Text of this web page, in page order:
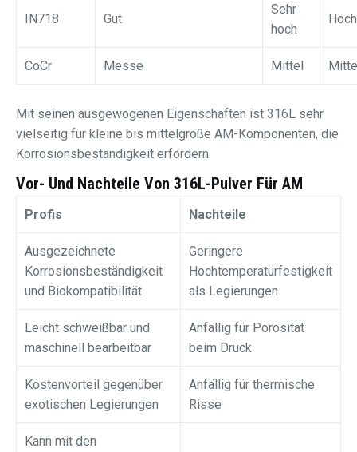
IN718 Gut
Sehr
hoch
Hoch
CoCr Messe Mittel
Mit seinen ausgewogenen Eigenschaften ist 316L sehr
vielseitig für kleine bis mittelgroße AM-Komponenten, die
Korrosionsbeständigkeit erfordern.
Vor- Und Nachteile Von 316L-Pulver Für AM
Profis Nachteile
Ausgezeichnete
Korrosionsbeständigkeit
und Biokompatibilität
Geringere
Hochtemperaturfestigkeit
als Legierungen
Leicht schweißbar und
maschinell bearbeitbar
Anfällig für Porosität
beim Druck
Kostenvorteil gegenüber
exotischen Legierungen
Anfällig für thermische
Risse
Kann mit den